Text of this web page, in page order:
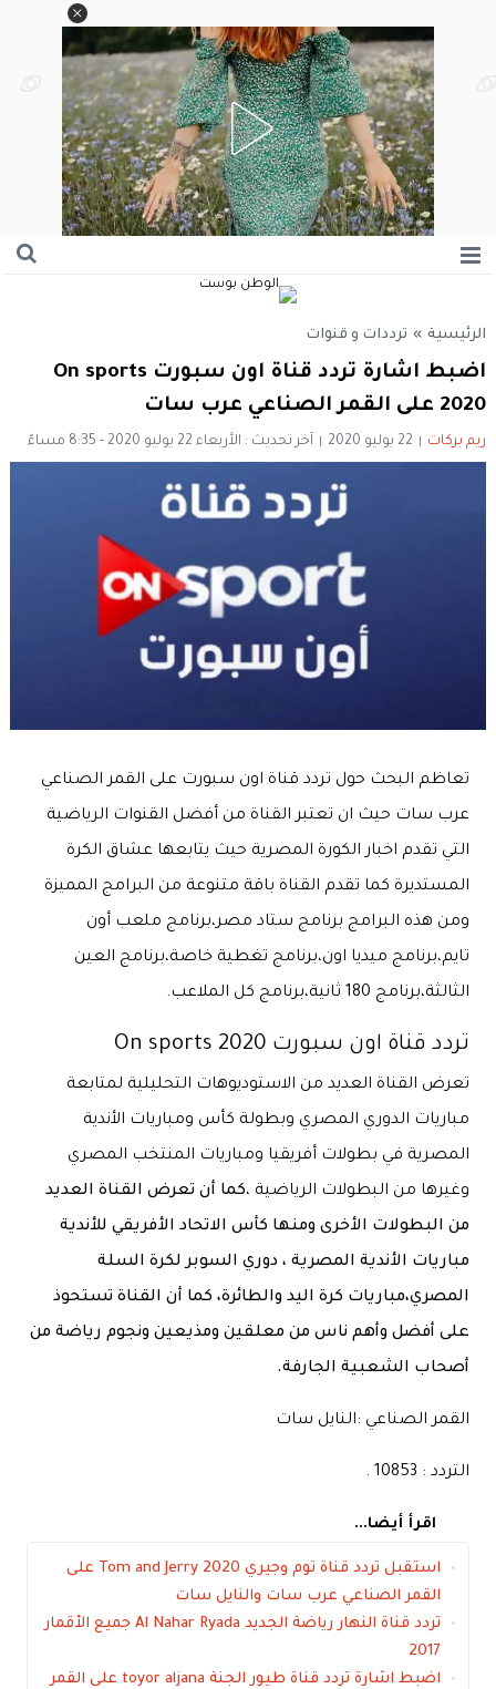
الرئيسية » ترددات و قنوات
اضبط اشارة تردد قناة اون سبورت On sports
2020 على القمر الصناعي عرب سات
ريم بركات 22 يوليو 2020 آخر تحديث : الأربعاء 22 يوليو 2020 - 8:35 مساءً
تعاظم البحث حول تردد قناة اون سبورت على القمر الصناعي
عرب سات حيث ان تعتبر القناة من أفضل القنوات الرياضية
التي تقدم اخبار الكورة المصرية حيث يتابعها عشاق الكرة
المستديرة كما تقدم القناة باقة متنوعة من البرامج المميزة
ومن هذه البرامج برنامج ستاد مصر،برنامج ملعب أون
تايم،برنامج ميديا اون،برنامج تغطية خاصة،برنامج العين
الثالثة،برنامج 180 ثانية،برنامج كل الملاعب.
تردد قناة اون سبورت On sports 2020
تعرض القناة العديد من الاستوديوهات التحليلية لمتابعة
مباريات الدوري المصري وبطولة كأس ومباريات الأندية
المصرية في بطولات أفريقيا ومباريات المنتخب المصري
وغيرها من البطولات الرياضية ،كما أن تعرض القناة العديد
من البطولات الأخرى ومنها كأس الاتحاد الأفريقي للأندية
مباريات الأندية المصرية ، دوري السوبر لكرة السلة
المصري،مباريات كرة اليد والطائرة، كما أن القناة تستحوذ
على أفضل وأهم ناس من معلقين ومذيعين ونجوم رياضة من
أصحاب الشعبية الجارفة.
القمر الصناعي :النايل سات
التردد : 10853 .
اقرأ أيضا...
استقبل تردد قناة توم وجيري Tom and Jerry 2020 على
القمر الصناعي عرب سات والنايل سات
تردد قناة النهار رياضة الجديد Al Nahar Ryada جميع الأقمار
2017
اضبط اشارة تردد قناة طيور الجنة toyor aljana على القمر